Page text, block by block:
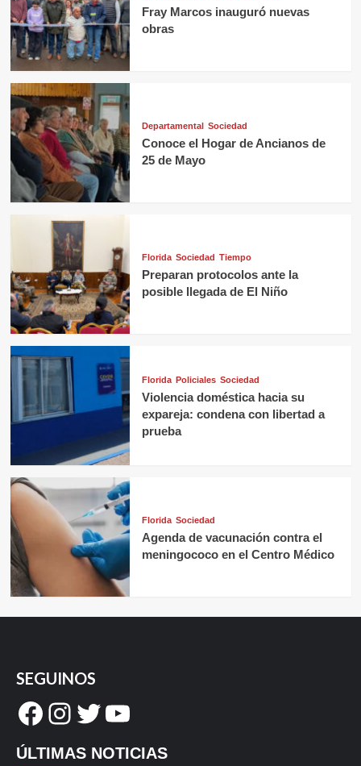
Fray Marcos inauguró nuevas
obras
Departamental Sociedad
Conoce el Hogar de Ancianos de
25 de Mayo
Florida Sociedad Tiempo
Preparan protocolos ante la
posible llegada de El Niño
Florida Policiales Sociedad
Violencia doméstica hacia su
expareja: condena con libertad a
prueba
Florida Sociedad
Agenda de vacunación contra el
meningococo en el Centro Médico
SEGUINOS
Facebook
Instagram
Twitter
YouTube
ÚLTIMAS NOTICIAS